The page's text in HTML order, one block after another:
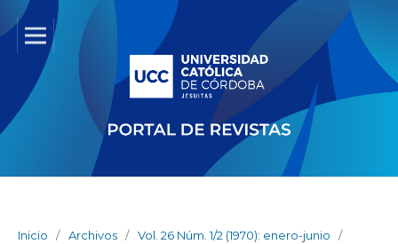
Inicio / Archivos / Vol. 26 Núm. 1/2 (1970): enero-junio
/